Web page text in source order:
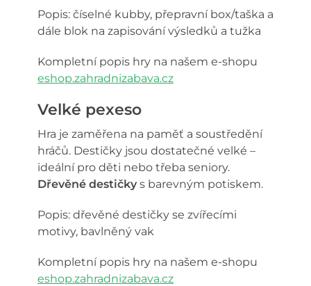
Popis: číselné kubby, přepravní box/taška a
dále blok na zapisování výsledků a tužka
Kompletní popis hry na našem e-shopu
eshop.zahradnizabava.cz
Velké pexeso
Hra je zaměřena na paměť a soustředění
hráčů. Destičky jsou dostatečné velké –
ideální pro děti nebo třeba seniory.
Dřevěné destičky s barevným potiskem.
Popis: dřevěné destičky se zvířecími
motivy, bavlněný vak
Kompletní popis hry na našem e-shopu
eshop.zahradnizabava.cz